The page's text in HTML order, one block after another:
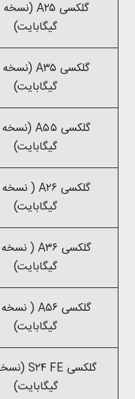
گیگابایت)
گیگابایت)
گیگابایت)
گیگابایت)
گیگابایت)
گیگابایت)
گیگابایت)